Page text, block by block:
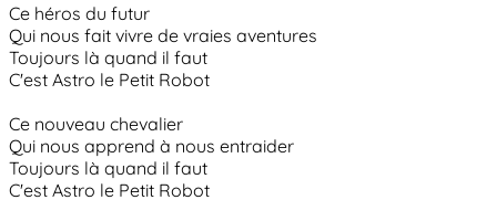
Ce héros du futur
Qui nous fait vivre de vraies aventures
Toujours là quand il faut
C'est Astro le Petit Robot
Ce nouveau chevalier
Qui nous apprend à nous entraider
Toujours là quand il faut
C'est Astro le Petit Robot